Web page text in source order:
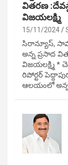
వితరణ
విజయలక్ష్మి
15/11/2024
సిరాన్యూస్,
అన్న ప్రసాద
విజయలక్ష్మి *
రిపోర్టర్
ఆలయంలో అన్న